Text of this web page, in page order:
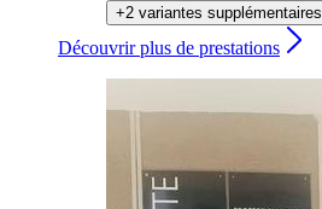
+2 variantes supplémentaires.
Découvrir plus de prestations